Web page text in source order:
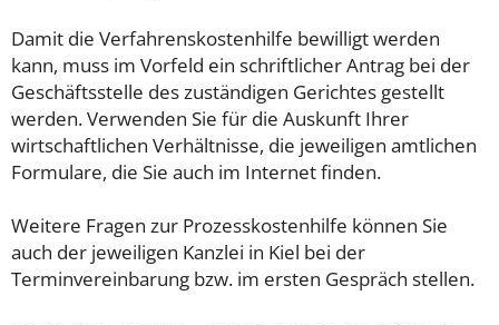
Damit die Verfahrenskostenhilfe bewilligt werden
kann, muss im Vorfeld ein schriftlicher Antrag bei der
Geschäftsstelle des zuständigen Gerichtes gestellt
werden. Verwenden Sie für die Auskunft Ihrer
wirtschaftlichen Verhältnisse, die jeweiligen amtlichen
Formulare, die Sie auch im Internet finden.
Weitere Fragen zur Prozesskostenhilfe können Sie
auch der jeweiligen Kanzlei in Kiel bei der
Terminvereinbarung bzw. im ersten Gespräch stellen.